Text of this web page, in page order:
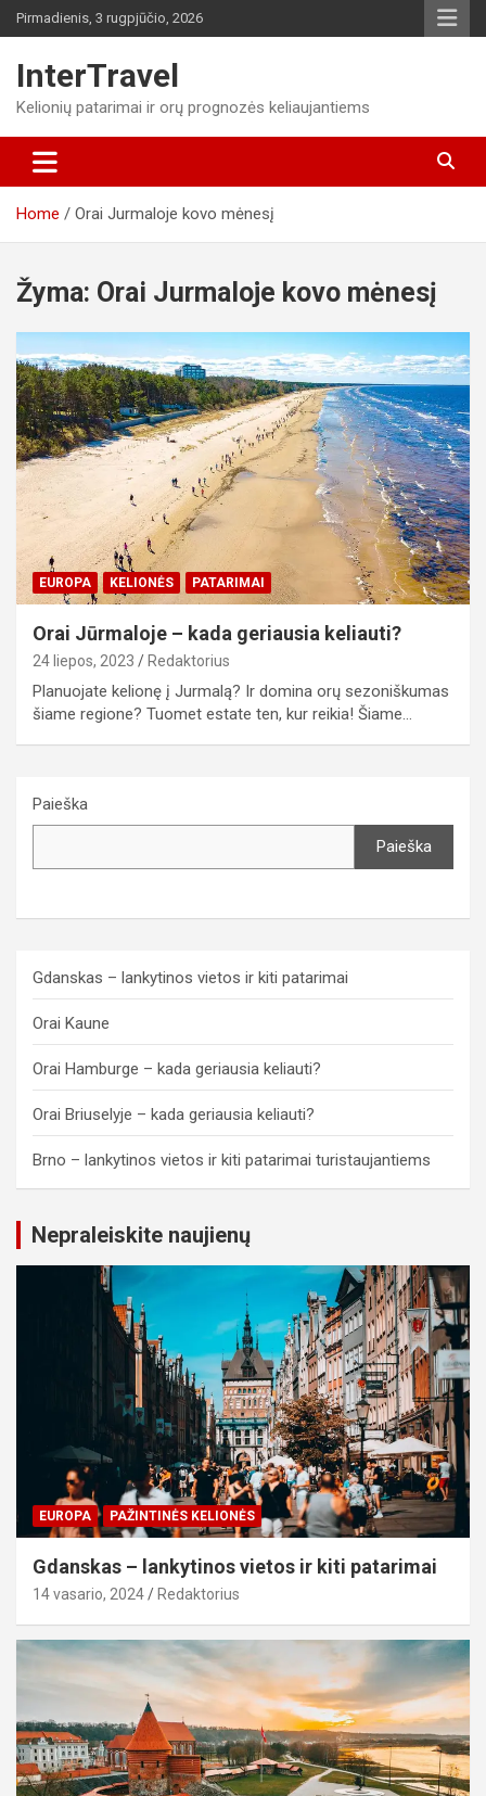
Skip
to
Pirmadienis, 3 rugpjūčio, 2026
InterTravel
Kelionių patarimai ir orų prognozės keliaujantiems
Home Orai Jurmaloje kovo mėnesį
Žyma: Orai Jurmaloje kovo mėnesį
EUROPA KELIONĖS PATARIMAI
Orai Jūrmaloje – kada geriausia keliauti?
24 liepos, 2023 Redaktorius
Planuojate kelionę į Jurmalą? Ir domina orų sezoniškumas
šiame regione? Tuomet estate ten, kur reikia! Šiame…
Paieška
Paieška
Gdanskas – lankytinos vietos ir kiti patarimai
Orai Kaune
Orai Hamburge – kada geriausia keliauti?
Orai Briuselyje – kada geriausia keliauti?
Brno – lankytinos vietos ir kiti patarimai turistaujantiems
Nepraleiskite naujienų
EUROPA PAŽINTINĖS KELIONĖS
Gdanskas – lankytinos vietos ir kiti patarimai
14 vasario, 2024 Redaktorius